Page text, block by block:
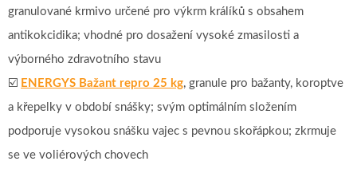
granulované krmivo určené pro výkrm králíků s obsahem
antikokcidika; vhodné pro dosažení vysoké zmasilosti a
výborného zdravotního stavu
☑️ ENERGYS Bažant repro 25 kg, granule pro bažanty, koroptve
a křepelky v období snášky; svým optimálním složením
podporuje vysokou snášku vajec s pevnou skořápkou; zkrmuje
se ve voliérových chovech